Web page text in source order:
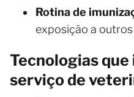
Rotina de
exposição a
Tecnologias
serviço de